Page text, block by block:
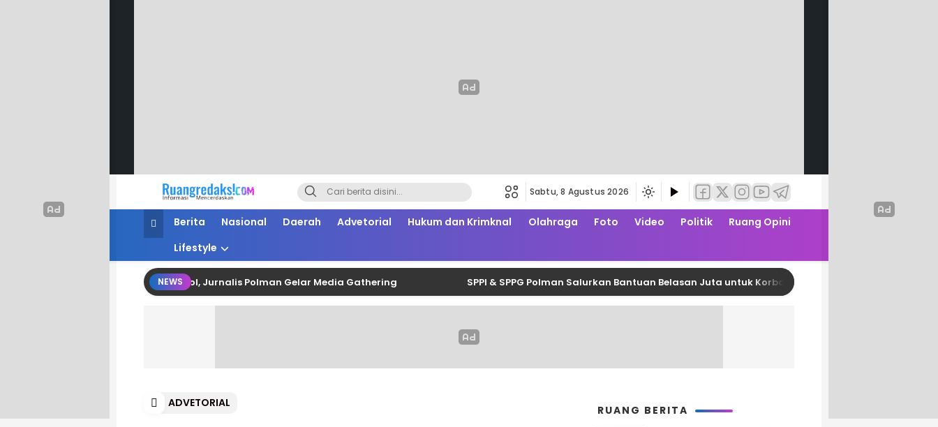
Ruang Redaksi
Informasi Mencerdaskan
Sabtu, 8 Agustus 2026
Berita Nasional Daerah Advetorial Hukum dan Krimknal Olahraga Foto Video Politik
Ruang Opini
Lifestyle
NEWS
dan Fungsi Kontrol, Jurnalis Polman Gelar Media Gathering SPPI & SPPG Polman Salurkan Bantuan Belasan Juta untuk Korban Kebakaran di Limboro
ADVETORIAL
RUANG BERITA